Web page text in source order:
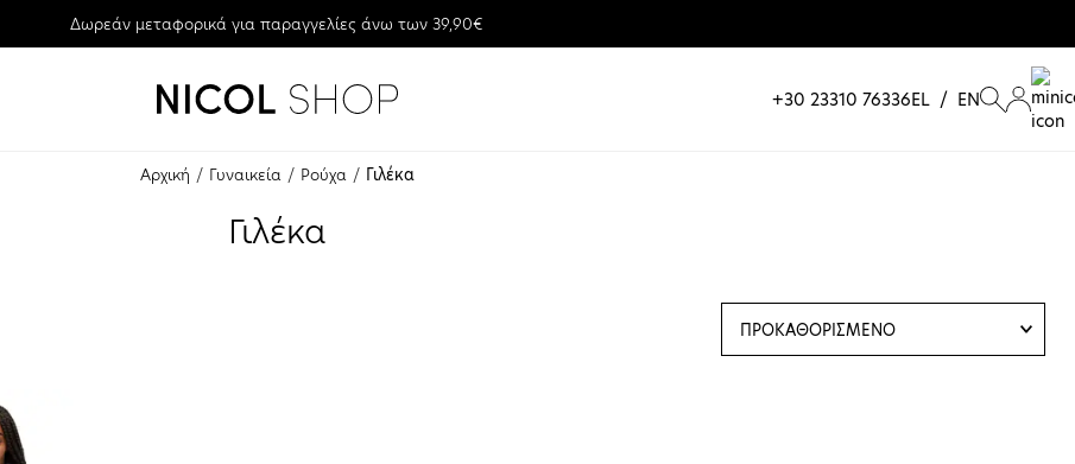
Δωρεάν μεταφορικά για παραγγελίες άνω των 39,90€
+30 23310 76336EL / EN
Αρχική Γυναικεία Ρούχα Γιλέκα
Γιλέκα